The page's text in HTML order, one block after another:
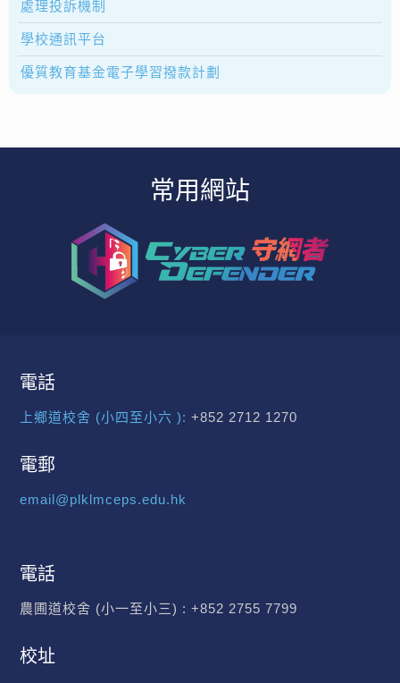
處理投訴機制
學校通訊平台
優質教育基金電子學習撥款計劃
常用網站
電話
上鄉道校舍 (小四至小六 ): +852 2712 1270
電郵
email@plklmceps.edu.hk
電話
農圃道校舍 (小一至小三) : +852 2755 7799
校址